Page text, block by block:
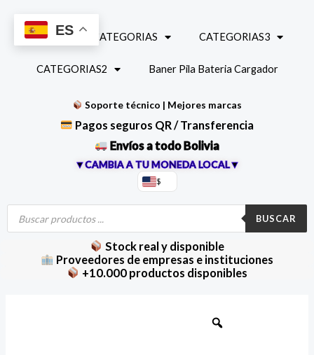
contenido
INICIO CATEGORIAS CATEGORIAS3
CATEGORIAS2 Baner Pila Bateria Cargador
Soporte técnico | Mejores marcas
Pagos seguros QR / Transferencia
Envíos a todo Bolivia
▼CAMBIA A TU MONEDA LOCAL▼
$
Búsqueda
productos
BUSCAR
Stock real y disponible
Proveedores de empresas e instituciones
+10.000 productos disponibles
ES